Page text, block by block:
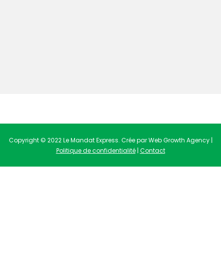
Copyright © 2022 Le Mandat Express. Crée par Web Growth Agency |
Politique de confidentialité| Contact